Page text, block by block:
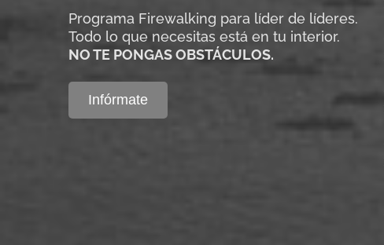
Programa Firewalking para líder de líderes.
Todo lo que necesitas está en tu interior.
NO TE PONGAS OBSTÁCULOS.
Infórmate